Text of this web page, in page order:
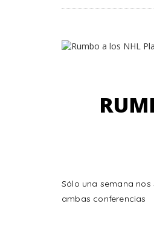
Sólo una semana
ambas conferencias